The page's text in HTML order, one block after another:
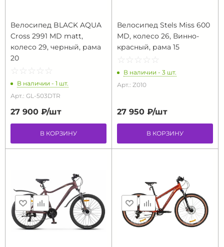
Велосипед BLACK AQUA
Cross 2991 MD matt,
колесо 29, черный, рама
20
☆ ☆ ☆ ☆ ☆
★ ★ ★ ★ ★
В наличии - 1 шт.
Арт.: GL-503DTR
27 900 ₽/шт
В КОРЗИНУ
Велосипед Stels Miss 600
MD, колесо 26, Винно-
красный, рама 15
☆ ☆ ☆ ☆ ☆
★ ★ ★ ★ ★
В наличии - 3 шт.
Арт.: Z010
27 950 ₽/шт
В КОРЗИНУ